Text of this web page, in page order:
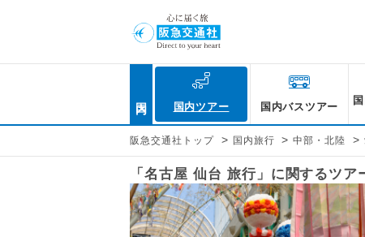
国内ツアー 国内バスツアー
阪急交通社トップ > 国内旅行 > 中部・北陸 >
「名古屋 仙台 旅行」に関するツ